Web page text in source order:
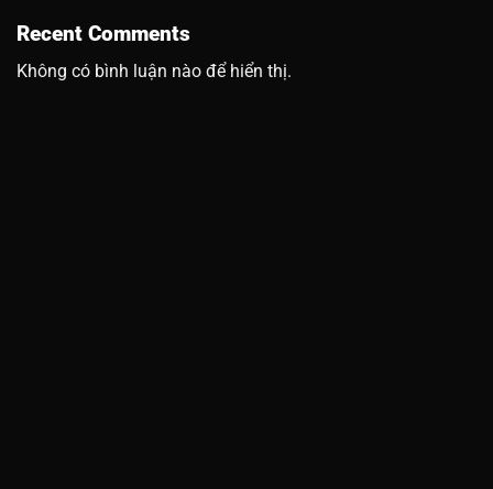
Recent Comments
Không có bình luận nào để hiển thị.